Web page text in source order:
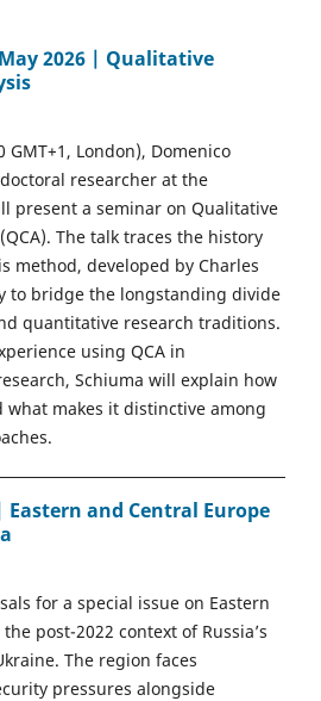
May 2026 | Qualitative
GMT+1, London), Domenico
researcher at the
present a seminar on Qualitative
The talk traces the history
method, developed by Charles
to bridge the longstanding divide
quantitative research traditions.
using QCA in
Schiuma will explain how
what makes it distinctive among
Eastern and Central Europe
for a special issue on Eastern
post-2022 context of Russia’s
The region faces
pressures alongside